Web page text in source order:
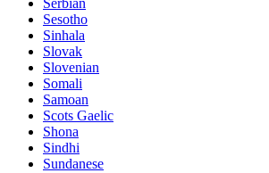
Serbian
Sesotho
Sinhala
Slovak
Slovenian
Somali
Samoan
Scots Gaelic
Shona
Sindhi
Sundanese